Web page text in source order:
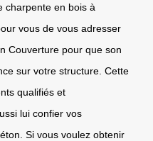
charpente en bois à
vous de vous adresser
Couverture pour que son
sur votre structure. Cette
qualifiés et
lui confier vos
Si vous voulez obtenir